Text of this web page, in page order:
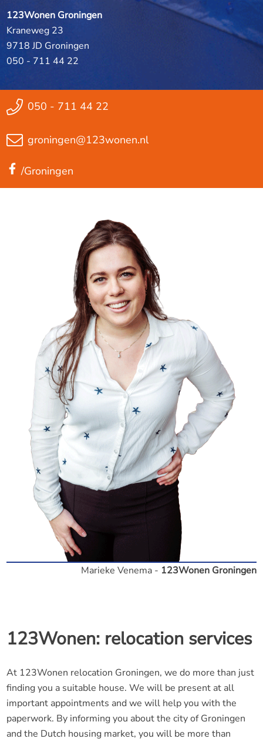
123Wonen Groningen
Kraneweg 23
9718 JD Groningen
050 - 711 44 22
050 - 711 44 22
groningen@123wonen.nl
/Groningen
Marieke Venema - 123Wonen Groningen
123Wonen: relocation services
At 123Wonen relocation Groningen, we do more than just
finding you a suitable house. We will be present at all
important appointments and we will help you with the
paperwork. By informing you about the city of Groningen
and the Dutch housing market, you will be more than